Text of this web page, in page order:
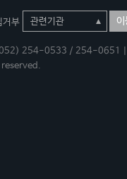
거부 이
: 052) 254-0533 / 254-